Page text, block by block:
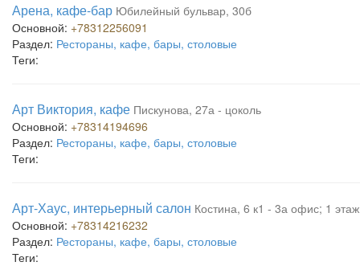
Арена, кафе-бар Юбилейный бульвар, 30б
Основной: +78312256091
Раздел: Рестораны, кафе, бары, столовые
Теги:
Арт Виктория, кафе Пискунова, 27а - цоколь
Основной: +78314194696
Раздел: Рестораны, кафе, бары, столовые
Теги:
Арт-Хаус, интерьерный салон Костина, 6 к1 - 3а офис; 1 этаж
Основной: +78314216232
Раздел: Рестораны, кафе, бары, столовые
Теги: